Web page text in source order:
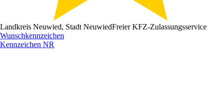
Landkreis Neuwied, Stadt NeuwiedFreier KFZ-Zulassungsservice
Wunschkennzeichen
Kennzeichen NR